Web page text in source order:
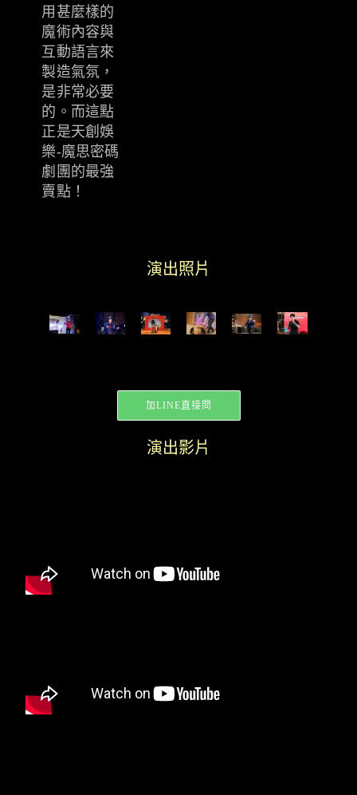
用甚麼樣的
魔術內容與
互動語言來
製造氣氛，
是非常必要
的。而這點
正是天創娛
樂-魔思密碼
劇團的最強
賣點！
演出照片
加LINE直接問
演出影片